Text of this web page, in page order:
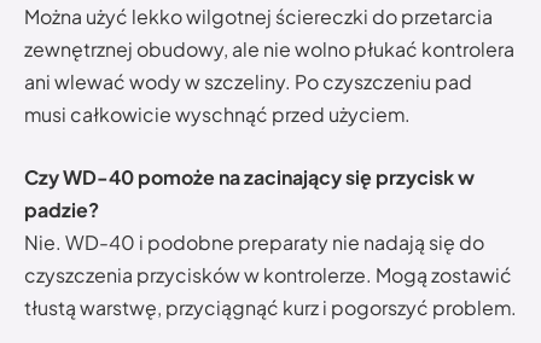
Można użyć lekko wilgotnej ściereczki do przetarcia
zewnętrznej obudowy, ale nie wolno płukać kontrolera
ani wlewać wody w szczeliny. Po czyszczeniu pad
musi całkowicie wyschnąć przed użyciem.
Czy WD-40 pomoże na zacinający się przycisk w
padzie?
Nie. WD-40 i podobne preparaty nie nadają się do
czyszczenia przycisków w kontrolerze. Mogą zostawić
tłustą warstwę, przyciągnąć kurz i pogorszyć problem.